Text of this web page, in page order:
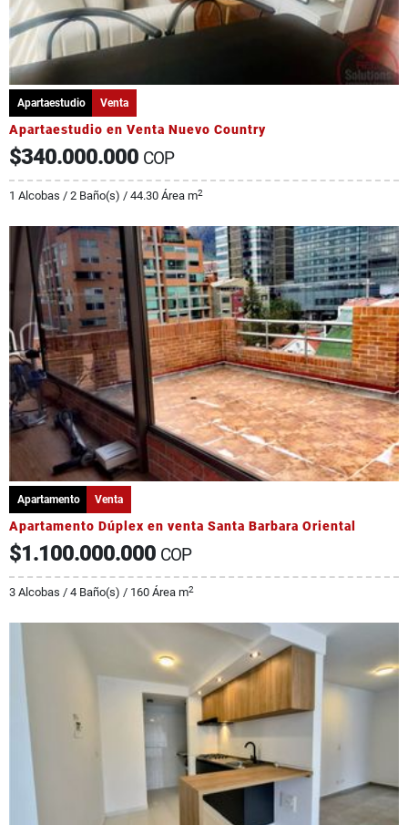
Apartaestudio Venta
Apartaestudio en Venta Nuevo Country
$340.000.000 COP
1 Alcobas / 2 Baño(s) / 44.30 Área m2
Apartamento Venta
Apartamento Dúplex en venta Santa Barbara Oriental
$1.100.000.000 COP
3 Alcobas / 4 Baño(s) / 160 Área m2